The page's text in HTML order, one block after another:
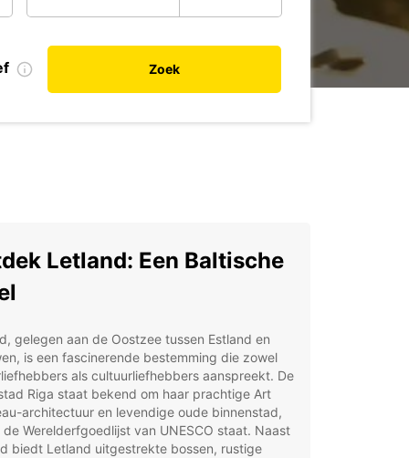
Zoek
Letland: Een Baltische
gelegen aan de Oostzee tussen Estland en
is een fascinerende bestemming die zowel
als cultuurliefhebbers aanspreekt. De
Riga staat bekend om haar prachtige Art
architectuur en levendige oude binnenstad,
Werelderfgoedlijst van UNESCO staat. Naast
biedt Letland uitgestrekte bossen, rustige